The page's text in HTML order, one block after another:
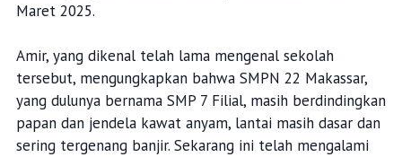
Maret 2025.
Amir, yang dikenal telah lama mengenal sekolah
tersebut, mengungkapkan bahwa SMPN 22 Makassar,
yang dulunya bernama SMP 7 Filial, masih berdindingkan
papan dan jendela kawat anyam, lantai masih dasar dan
sering tergenang banjir. Sekarang ini telah mengalami